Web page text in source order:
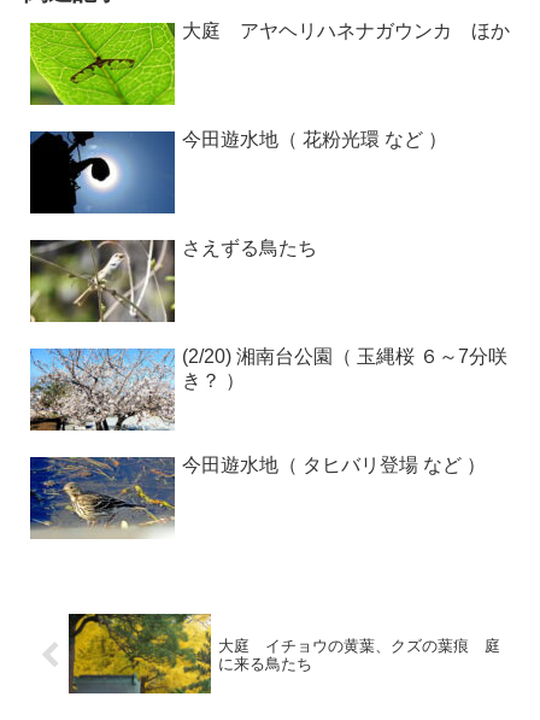
大庭 アヤヘリハネナガウンカ ほか
今田遊水地（ 花粉光環 など ）
さえずる鳥たち
(2/20) 湘南台公園（ 玉縄桜 ６～7分咲
き？ ）
今田遊水地（ タヒバリ登場 など ）
大庭 イチョウの黄葉、クズの葉痕 庭
に来る鳥たち